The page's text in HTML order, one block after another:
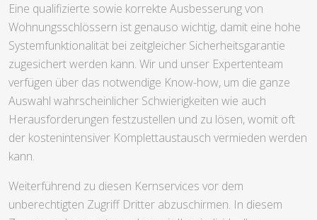
Eine qualifizierte sowie korrekte Ausbesserung von
Wohnungsschlössern ist genauso wichtig, damit eine hohe
Systemfunktionalität bei zeitgleicher Sicherheitsgarantie
zugesichert werden kann. Wir und unser Expertenteam
verfügen über das notwendige Know-how, um die ganze
Auswahl wahrscheinlicher Schwierigkeiten wie auch
Herausforderungen festzustellen und zu lösen, womit oft
der kostenintensiver Komplettaustausch vermieden werden
kann.
Weiterführend zu diesen Kernservices vor dem
unberechtigten Zugriff Dritter abzuschirmen. In diesem